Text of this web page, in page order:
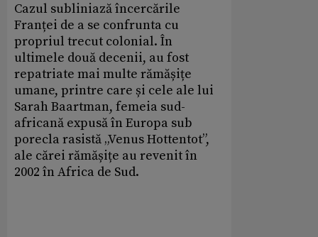
Cazul subliniază încercările
Franței de a se confrunta cu
propriul trecut colonial. În
ultimele două decenii, au fost
repatriate mai multe rămășițe
umane, printre care și cele ale lui
Sarah Baartman, femeia sud-
africană expusă în Europa sub
porecla rasistă „Venus Hottentot”,
ale cărei rămășițe au revenit în
2002 în Africa de Sud.